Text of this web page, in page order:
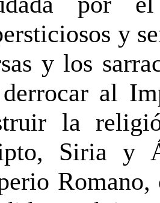
y
y los
al
la
Siria y
Romano,